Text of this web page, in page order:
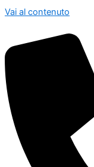
Vai al contenuto